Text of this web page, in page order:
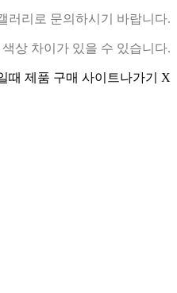
러리로 문의하시기 바랍니다.
상 차이가 있을 수 있습니다.
때 제품 구매 사이트나가기 X